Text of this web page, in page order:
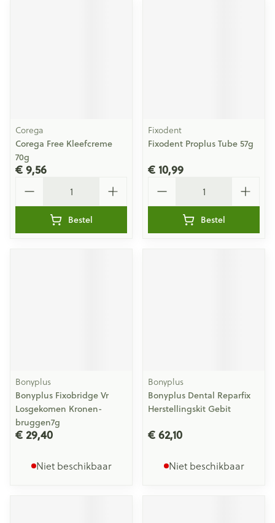
Corega
Corega Free Kleefcreme
70g
€ 9,56
Bestel
Fixodent
Fixodent Proplus Tube 57g
€ 10,99
Bestel
Bonyplus
Bonyplus Fixobridge Vr
Losgekomen Kronen-
bruggen7g
€ 29,40
Niet beschikbaar
Bonyplus
Bonyplus Dental Reparfix
Herstellingskit Gebit
€ 62,10
Niet beschikbaar